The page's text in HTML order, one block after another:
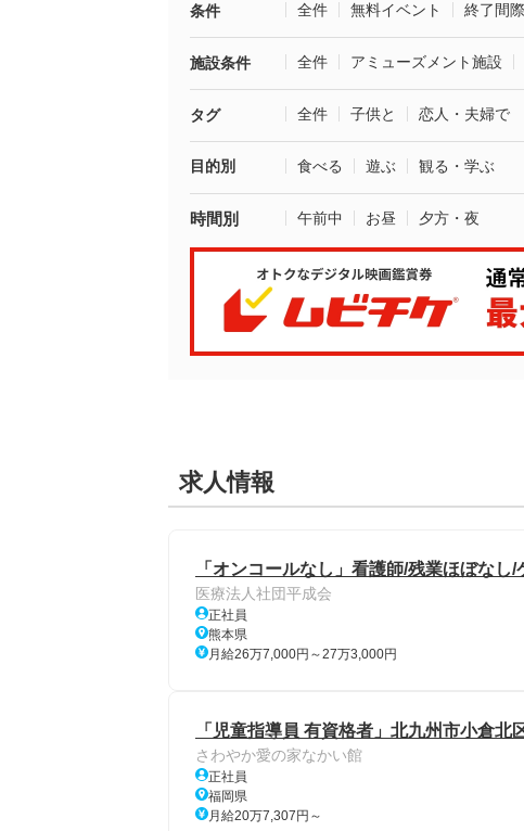
条件 全件 無料イベント 終了間際
施設条件 全件 アミューズメント施設
タグ 全件 子供と 恋人・夫婦で
目的別 食べる 遊ぶ 観る・学ぶ
時間別 午前中 お昼 夕方・夜
求人情報
「オンコールなし」看護師/残業ほぼなし
医療法人社団平成会
正社員
熊本県
月給26万7,000円～27万3,000円
「児童指導員 有資格者」北九州市小倉北
さわやか愛の家なかい館
正社員
福岡県
月給20万7,307円～